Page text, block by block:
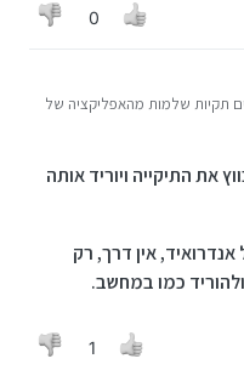
0
תקיות שלמות מהאפליקציה של
את התיקייה ויוריד אותה
אין דרך, רק
כמו במחשב.
1